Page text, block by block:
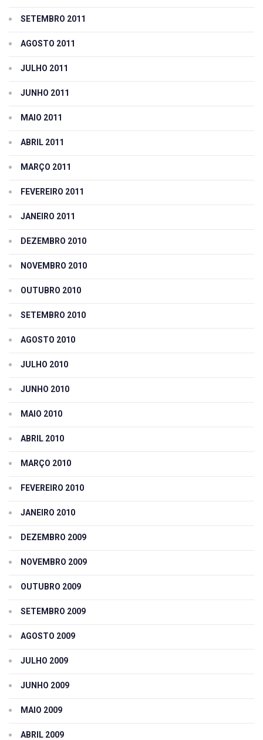
SETEMBRO 2011
AGOSTO 2011
JULHO 2011
JUNHO 2011
MAIO 2011
ABRIL 2011
MARÇO 2011
FEVEREIRO 2011
JANEIRO 2011
DEZEMBRO 2010
NOVEMBRO 2010
OUTUBRO 2010
SETEMBRO 2010
AGOSTO 2010
JULHO 2010
JUNHO 2010
MAIO 2010
ABRIL 2010
MARÇO 2010
FEVEREIRO 2010
JANEIRO 2010
DEZEMBRO 2009
NOVEMBRO 2009
OUTUBRO 2009
SETEMBRO 2009
AGOSTO 2009
JULHO 2009
JUNHO 2009
MAIO 2009
ABRIL 2009